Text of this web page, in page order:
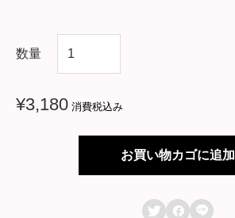
数量
国
ド
¥3,180 消費税込み
お買い物カゴに追加
  